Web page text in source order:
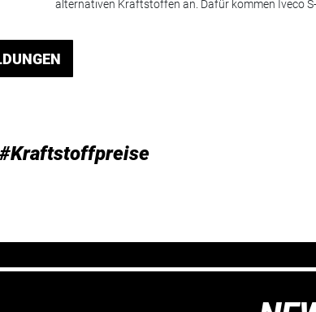
alternativen Kraftstoffen an. Dafür kommen Iveco S-
#Kraftstoffpreise